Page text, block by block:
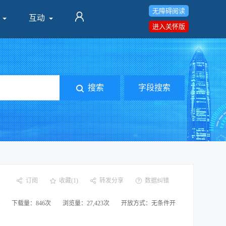
互动
无障碍阅读
进入关怀版
搜索 字段搜索
订阅 收藏(1) 转发分享 数据纠错
下载量：846次 浏览量：27,423次
开放方式：无条件开